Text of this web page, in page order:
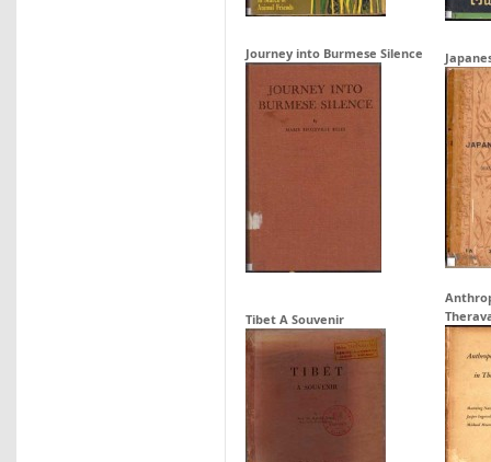
Journey into Burmese Silence
Tibet A Souvenir